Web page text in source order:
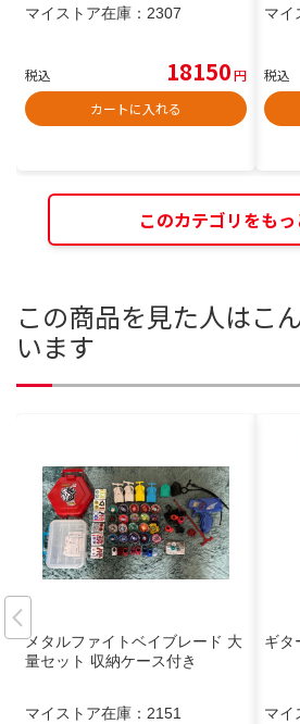
マイストア在庫： 2307
税込 18150円
カートに入れる
マイ
税込
このカテゴリをもっ
この商品を見た人はこ
います
メタルファイトベイブレード 大
量セット 収納ケース付き
マイストア在庫： 2151
ギタ
マイ